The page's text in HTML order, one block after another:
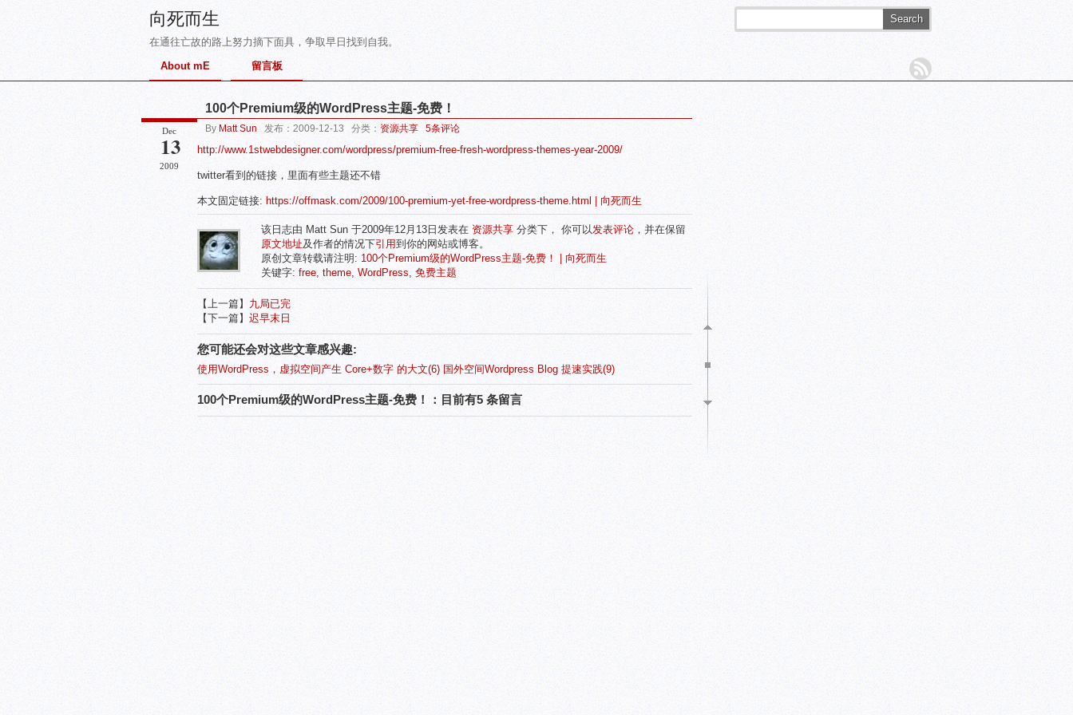
向死而生
在通往亡故的路上努力摘下面具，争取早日找到自我。
Search
About mE 留言板
Dec
13
2009
100个Premium级的WordPress主题-免费！
By Matt Sun 发布：2009-12-13 分类： 资源共享 5条评论
http://www.1stwebdesigner.com/wordpress/premium-free-fresh-wordpress-themes-year-2009/
twitter看到的链接，里面有些主题还不错
本文固定链接: https://offmask.com/2009/100-premium-yet-free-wordpress-theme.html | 向死而生
该日志由 Matt Sun 于2009年12月13日发表在 资源共享 分类下， 你可以发表评论 ，并在保留
原文地址及作者的情况下引用到你的网站或博客。
原创文章转载请注明: 100个Premium级的WordPress主题-免费！ | 向死而生
关键字: free, theme, WordPress, 免费主题
【上一篇】 九局已完
【下一篇】 迟早末日
您可能还会对这些文章感兴趣:
使用WordPress，虚拟空间产生 Core+数字 的大文(6) 国外空间Wordpress Blog 提速实践(9)
100个Premium级的WordPress主题-免费！：目前有5 条留言